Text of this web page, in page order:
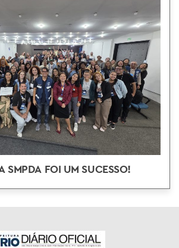
SMPDA FOI UM SUCESSO!